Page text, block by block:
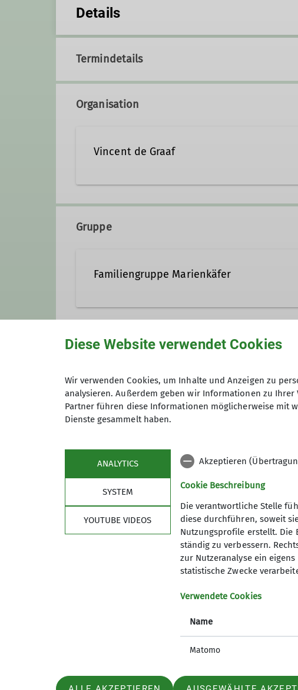
Details
Termindetails
Organisation
Vincent de Graaf
Leiter Familiengruppe
Gruppe
Familiengruppe Marienkäfer
Familien mit Kindern von 5-11 Jahre
Kontakt aufnehmen
Details
Anmeldung
Maximale Teilnehmeranzahl
Kontakt
Diese Website verwendet Cookies
Wir verwenden Cookies, um Inhalte und Anzeigen zu
analysieren. Außerdem geben wir Informationen zu
Partner führen diese Informationen möglicherweise mit
Dienste gesammelt haben.
ANALYTICS
SYSTEM
YOUTUBE VIDEOS
Akzeptieren
Cookie Beschreibung
Die verantwortliche Stelle
diese durchführen, soweit
Nutzungsprofile erstellt. Die
ständig zu verbessern.
zur Nutzeranalyse ein
statistische Zwecke
Verwendete Cookies
Name
Matomo